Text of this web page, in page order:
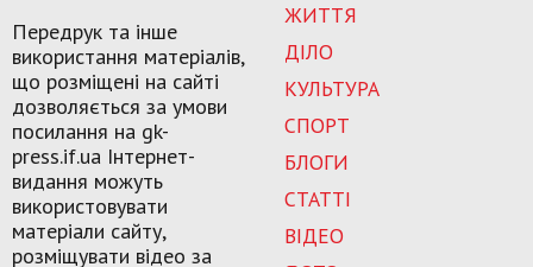
ЖИТТЯ
ДІЛО
КУЛЬТУРА
СПОРТ
БЛОГИ
СТАТТІ
ВІДЕО
Передрук та інше
використання матеріалів,
що розміщені на сайті
дозволяється за умови
посилання на gk-
press.if.ua Інтернет-
видання можуть
використовувати
матеріали сайту,
розміщувати відео за